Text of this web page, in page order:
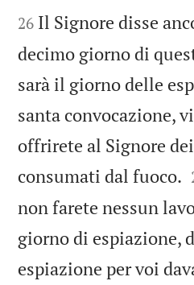


26 Il Signore disse
decimo giorno di
sarà il giorno delle
santa convocazione,
offrirete al Signore
consumati dal fuoco.
non farete nessun
giorno di espiazione,
espiazione per voi